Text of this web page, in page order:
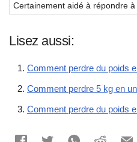
Certainement aidé à répondre
Lisez aussi:
Comment perdre du poids
Comment perdre 5 kg en
Comment perdre du poids